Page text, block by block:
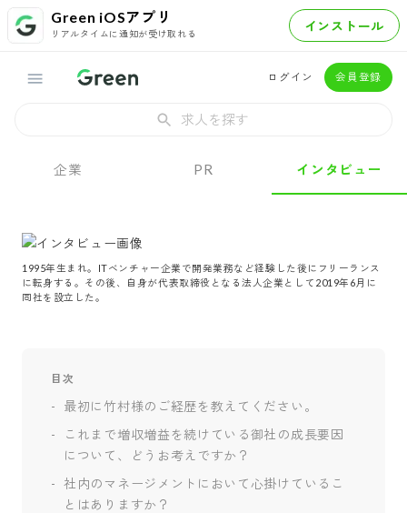
Green iOSアプリ
リアルタイムに通知が受け取れる インストール
ログイン 会員登録
求人を探す
企業 PR インタビュー
1995年生まれ。ITベンチャー企業で開発業務など経験した後にフリーランス
に転身する。その後、自身が代表取締役となる法人企業として2019年6月に
同社を設立した。
目次
最初に竹村様のご経歴を教えてください。
これまで増収増益を続けている御社の成長要因
について、どうお考えですか？
社内のマネージメントにおいて心掛けているこ
とはありますか？